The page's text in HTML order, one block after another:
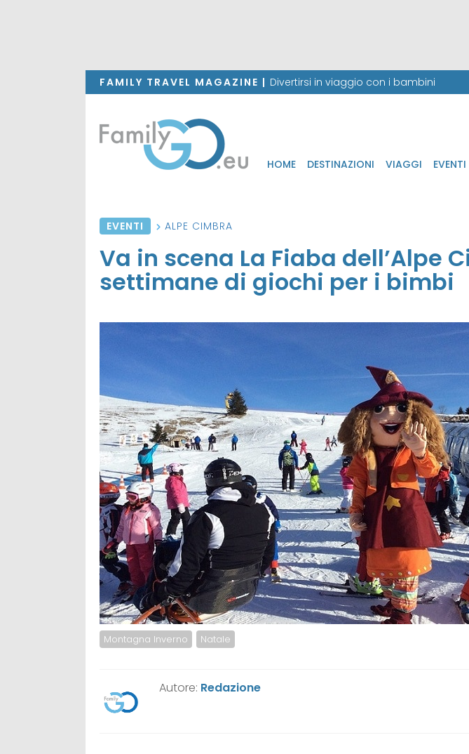
FAMILY TRAVEL MAGAZINE | Divertirsi in viaggio con i bambini
HOME DESTINAZIONI VIAGGI EVENTI
EVENTI ALPE CIMBRA
Va in scena La Fiaba dell’Alpe
settimane di giochi per i bimbi
Montagna Inverno Natale
Autore: Redazione